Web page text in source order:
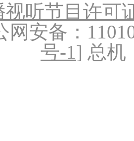
视听节目许可
网安备：
号-1] 总机